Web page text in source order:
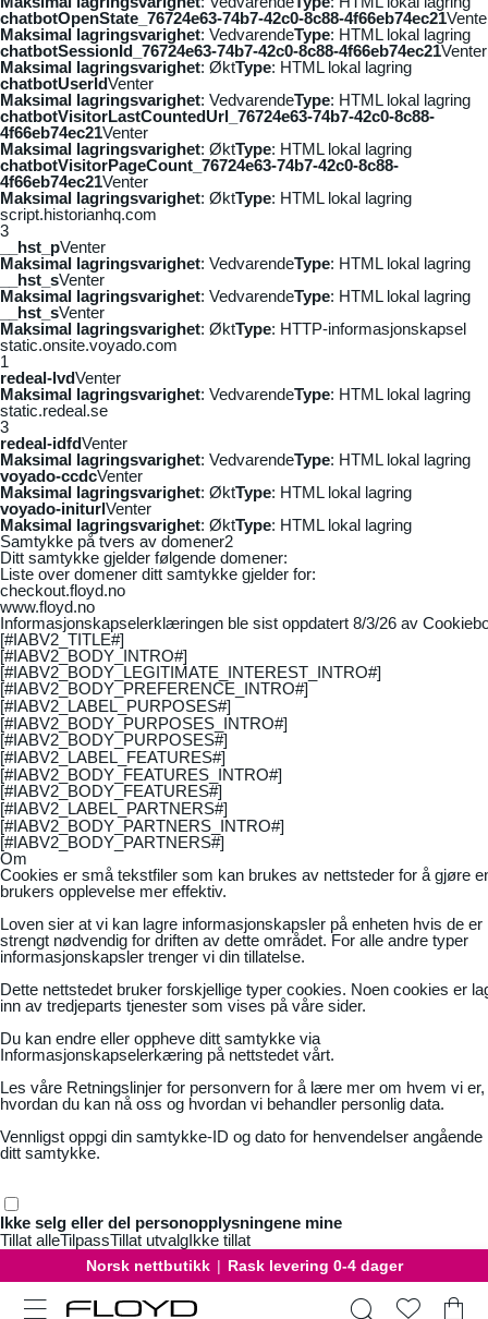
chatbotOpenState_76724e63-74b7-42c0-8c88-4f66eb74ec21
Maksimal lagringsvarighet: VedvarendeType: HTML lokal lagring
chatbotSessionId_76724e63-74b7-42c0-8c88-4f66eb74ec21Venter
Maksimal lagringsvarighet: ØktType: HTML lokal lagring
chatbotUserIdVenter
Maksimal lagringsvarighet: VedvarendeType: HTML lokal lagring
chatbotVisitorLastCountedUrl_76724e63-74b7-42c0-8c88-
4f66eb74ec21Venter
Maksimal lagringsvarighet: ØktType: HTML lokal lagring
chatbotVisitorPageCount_76724e63-74b7-42c0-8c88-
4f66eb74ec21Venter
Maksimal lagringsvarighet: ØktType: HTML lokal lagring
script.historianhq.com
3
__hst_pVenter
Maksimal lagringsvarighet: VedvarendeType: HTML lokal lagring
__hst_sVenter
Maksimal lagringsvarighet: VedvarendeType: HTML lokal lagring
__hst_sVenter
Maksimal lagringsvarighet: ØktType: HTTP-informasjonskapsel
static.onsite.voyado.com
1
redeal-lvdVenter
Maksimal lagringsvarighet: VedvarendeType: HTML lokal lagring
static.redeal.se
3
redeal-idfdVenter
Maksimal lagringsvarighet: VedvarendeType: HTML lokal lagring
voyado-ccdcVenter
Maksimal lagringsvarighet: ØktType: HTML lokal lagring
voyado-initurlVenter
Maksimal lagringsvarighet: ØktType: HTML lokal lagring
Samtykke på tvers av domener2
Ditt samtykke gjelder følgende domener:
Liste over domener ditt samtykke gjelder for:
checkout.floyd.no
www.floyd.no
Informasjonskapselerklæringen ble sist oppdatert 8/3/26 av
[#IABV2_TITLE#]
[#IABV2_BODY_INTRO#]
[#IABV2_BODY_LEGITIMATE_INTEREST_INTRO#]
[#IABV2_BODY_PREFERENCE_INTRO#]
[#IABV2_LABEL_PURPOSES#]
[#IABV2_BODY_PURPOSES_INTRO#]
[#IABV2_BODY_PURPOSES#]
[#IABV2_LABEL_FEATURES#]
[#IABV2_BODY_FEATURES_INTRO#]
[#IABV2_BODY_FEATURES#]
[#IABV2_LABEL_PARTNERS#]
[#IABV2_BODY_PARTNERS_INTRO#]
[#IABV2_BODY_PARTNERS#]
Om
Cookies er små tekstfiler som kan brukes av nettsteder for å gjøre
brukers opplevelse mer effektiv.
Loven sier at vi kan lagre informasjonskapsler på enheten hvis de er
strengt nødvendig for driften av dette området. For alle andre typer
informasjonskapsler trenger vi din tillatelse.
Dette nettstedet bruker forskjellige typer cookies. Noen cookies er
inn av tredjeparts tjenester som vises på våre sider.
Du kan endre eller oppheve ditt samtykke via
Informasjonskapselerkæring på nettstedet vårt.
Les våre Retningslinjer for personvern for å lære mer om hvem vi er,
hvordan du kan nå oss og hvordan vi behandler personlig data.
Vennligst oppgi din samtykke-ID og dato for henvendelser angående
ditt samtykke.
Ikke selg eller del personopplysningene mine
Tillat alleTilpassTillat utvalgIkke tillat
Norsk nettbutikk | Rask levering 0-4 dager